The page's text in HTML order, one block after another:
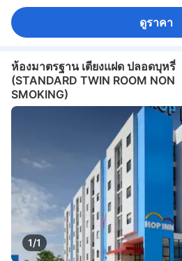
ดูราคา
ห้องมาตรฐาน เตียงแฝด ปลอดบุหรี่
(STANDARD TWIN ROOM NON
SMOKING)
1/1